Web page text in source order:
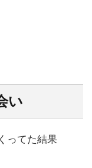
い
ってた結果